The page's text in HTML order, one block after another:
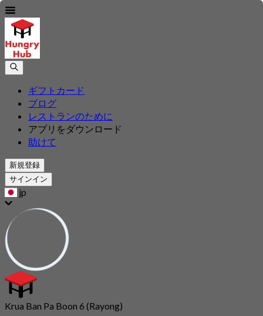
ギフトカード
ブログ
レストランのために
アプリをダウンロード
助けて
新規登録
サインイン
jp
Krua Ban Pa Boon 6 (Rayong)